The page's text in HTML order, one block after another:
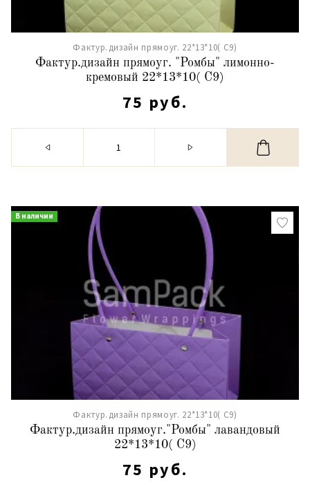
Фактур.дизайн прямоуг. 22*13*10( С9)
Фактур.дизайн прямоуг. "Ромбы" лимонно-
кремовый 22*13*10( С9)
75 руб.
В наличии
Фактур.дизайн прямоуг. 22*13*10( С9)
Фактур.дизайн прямоуг."Ромбы" лавандовый
22*13*10( С9)
75 руб.